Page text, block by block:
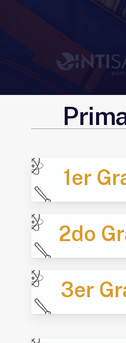
1er
2do
3er